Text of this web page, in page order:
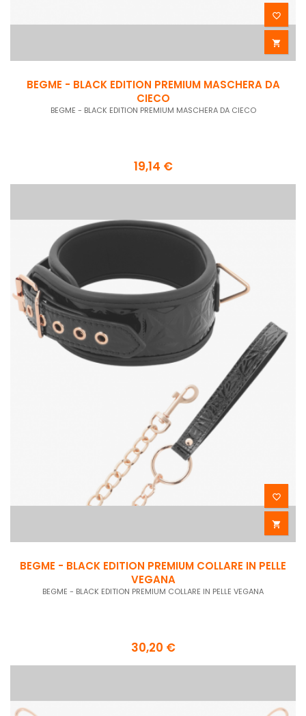


BEGME - BLACK EDITION PREMIUM MASCHERA DA
CIECO
BEGME - BLACK EDITION PREMIUM MASCHERA DA CIECO
19,14 €


BEGME - BLACK EDITION PREMIUM COLLARE IN PELLE
VEGANA
BEGME - BLACK EDITION PREMIUM COLLARE IN PELLE VEGANA
30,20 €